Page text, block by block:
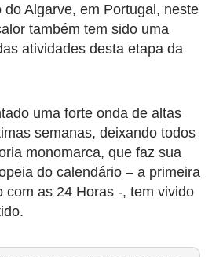
Algarve, em Portugal, neste
também tem sido uma
atividades desta etapa da
uma forte onda de altas
semanas, deixando todos
monomarca, que faz sua
do calendário – a primeira
com as 24 Horas -, tem vivido